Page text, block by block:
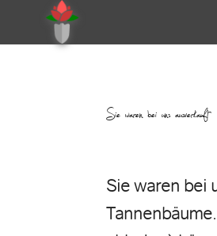
Sie waren bei uns
Sie waren bei